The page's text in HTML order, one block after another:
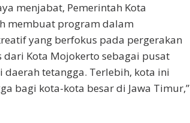
menjabat, Pemerintah Kota
membuat program dalam
yang berfokus pada pergerakan
Kota Mojokerto sebagai pusat
tetangga. Terlebih, kota ini
bagi kota-kota besar di Jawa Timur,”